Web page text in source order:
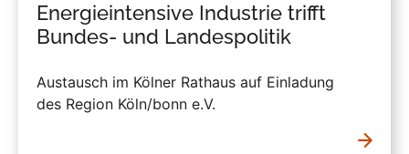
Energieintensive Industrie trifft
Bundes- und Landespolitik
Austausch im Kölner Rathaus auf Einladung
des Region Köln/bonn e.V.